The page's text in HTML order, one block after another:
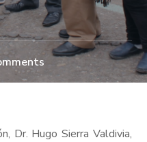
Dr. Hugo Sierra Valdivia,